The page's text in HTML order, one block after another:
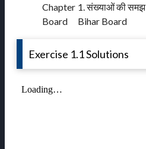
Chapter 1. संख्याओं की समझ
Board
Bihar Board
Exercise 1.1 Solutions